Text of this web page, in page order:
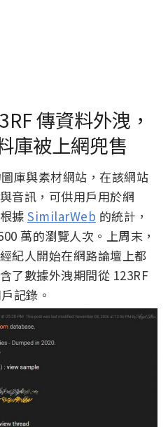
傳資料外洩，
庫被上網兜售
庫與素材網站，在該網站
音訊，可供用戶用於網
據 SimilarWeb 的統計，
萬的瀏覽人次。上周末，
紀人開始在網路論壇上都
了數據外洩期間從 123RF
記錄。